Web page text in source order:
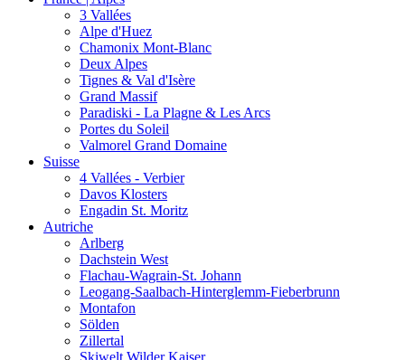
3 Vallées
Alpe d'Huez
Chamonix Mont-Blanc
Deux Alpes
Tignes & Val d'Isère
Grand Massif
Paradiski - La Plagne & Les Arcs
Portes du Soleil
Valmorel Grand Domaine
Suisse
4 Vallées - Verbier
Davos Klosters
Engadin St. Moritz
Autriche
Arlberg
Dachstein West
Flachau-Wagrain-St. Johann
Leogang-Saalbach-Hinterglemm-Fieberbrunn
Montafon
Sölden
Zillertal
Skiwelt Wilder Kaiser